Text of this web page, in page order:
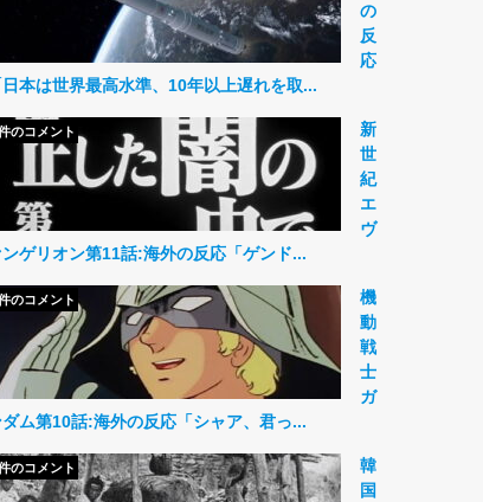
の
反
応
日本は世界最高水準、10年以上遅れを取...
新
世
紀
エ
ヴ
ンゲリオン第11話:海外の反応「ゲンド...
のコメント
機
動
戦
士
ガ
ダム第10話:海外の反応「シャア、君っ...
のコメント
韓
国
のコメント